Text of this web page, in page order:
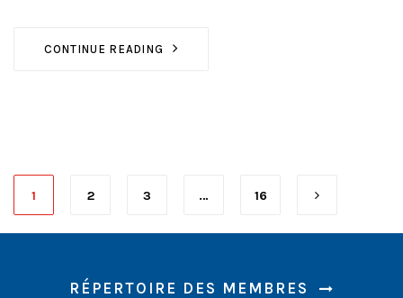
CONTINUE READING
1 2 3 … 16
RÉPERTOIRE DES MEMBRES